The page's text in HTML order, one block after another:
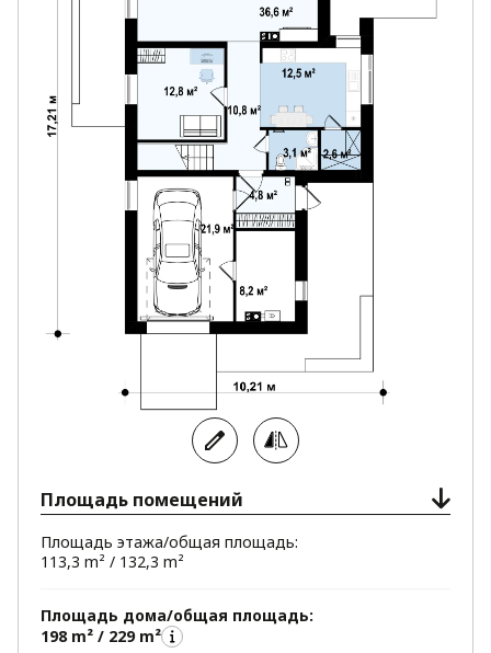
Площадь помещений
Площадь этажа/общая площадь:
113,3 m² / 132,3 m²
Площадь дома/общая площадь:
198 m² / 229 m²